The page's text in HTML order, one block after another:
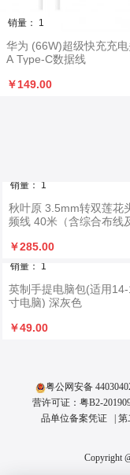
销量： 1
华为 (66W)超级快充充
A Type-C数据线
￥149.00
销量： 1
秋叶原 3.5mm转双莲花头2rc音
频线 40米（含综合布线
￥285.00
销量： 1
英制手提电脑包(适用
寸电脑) 深灰色
￥49.00
粤公网安备
营许可证： 粤B2-
品单位备案凭证
|
Copyright